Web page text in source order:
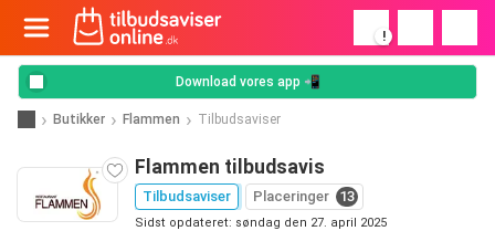
!
Download vores app 📲
Butikker Flammen Tilbudsaviser
Flammen tilbudsavis
Tilbudsaviser Placeringer 13
Sidst opdateret: søndag den 27. april 2025